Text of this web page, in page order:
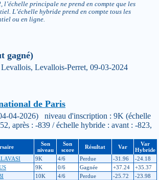
l’échelle principale ne prend en compte que les
L’échelle hybride prend en compte tous les
ou en ligne.
gagné)
Levallois-Perret, 09-03-2024
de Paris
04-2026) niveau d'inscription : 9K (échelle
après : -839 / échelle hybride : avant : -823,
Son
niveau
Son
score
Résultat Var
Var
Hybride
9K 4/6 Perdue -31.96
-24.18
9K 0/6 Gagnée +37.24
+35.37
10K 4/6 Perdue -25.72
-23.98